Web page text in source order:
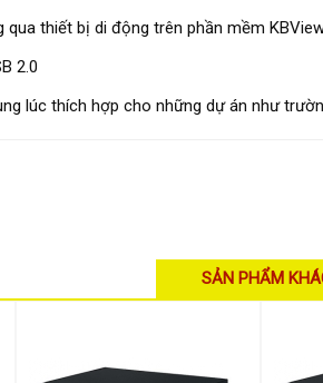
thiết bị di động trên phần mềm
2.0
lúc thích hợp cho những dự án như
SẢN PHẨM